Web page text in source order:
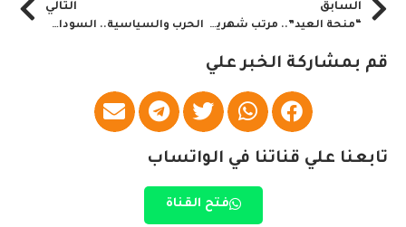
السابق
“منحة العيد”.. مرتب شهرين للعاملين بهذه الولاية
التالي
الحرب والسياسية.. السودان اليوم
قم بمشاركة الخبر علي
تابعنا علي قناتنا في الواتساب
فتح القناة